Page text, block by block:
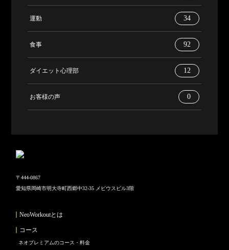
運動 34
食事 92
ダイエット心理部 12
お客様の声 0
〒444-0867
愛知県岡崎市明大寺町西郷中32-35 メビウスビル3階
NeoWorkoutとは
コース
ネオプレミアムのコース・料金